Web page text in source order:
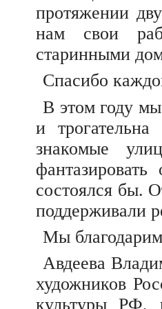
протяжении
нам свои
старинными
Спасибо
В этом году
и
знакомые
состоялся бы.
поддерживали
Мы
Авдеева
художников
культуры РФ,